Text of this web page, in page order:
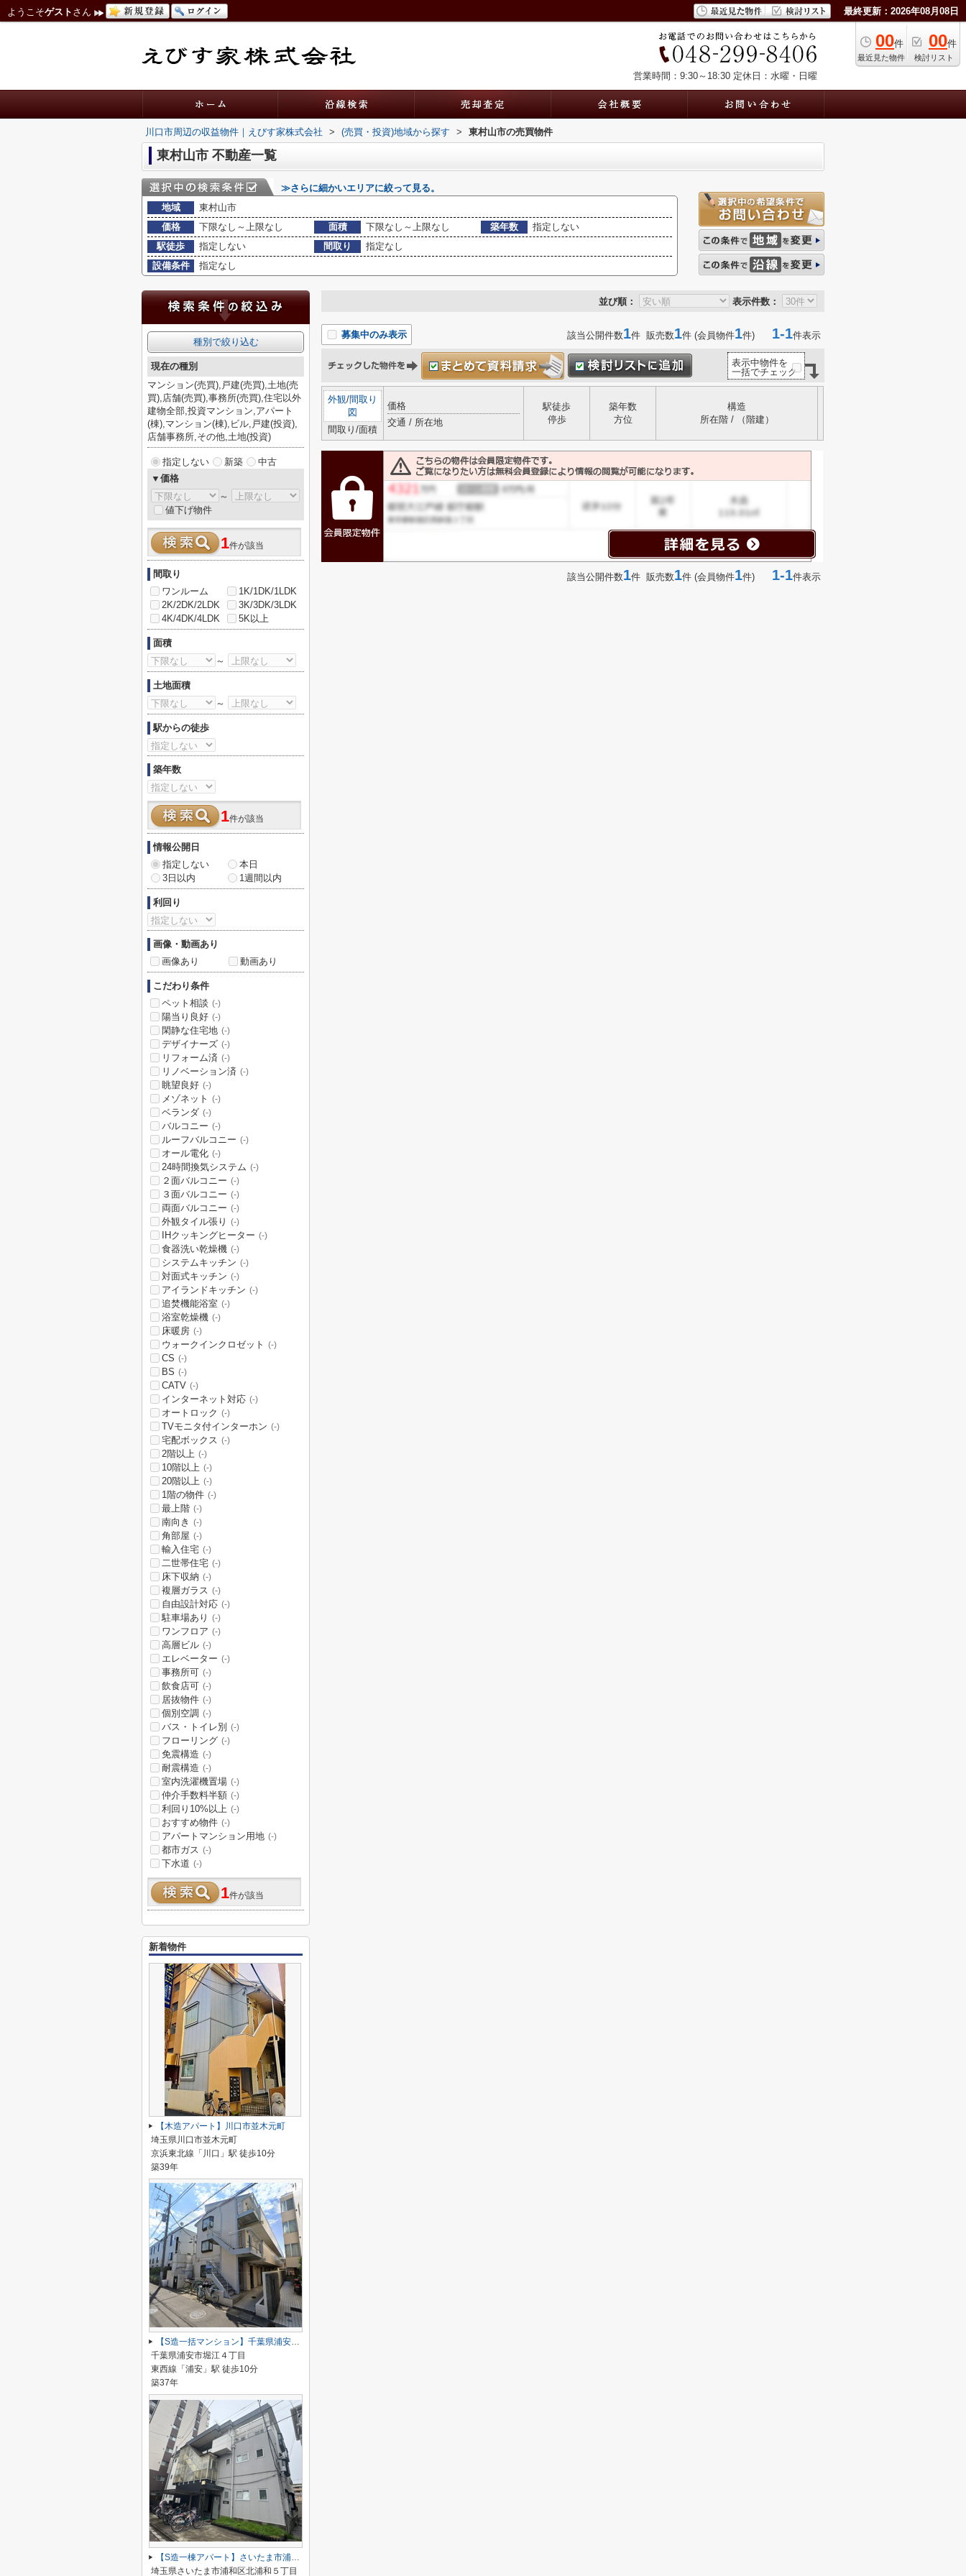
ようこそゲスト さん 最終更新：2026年08月08日
00件
最近見た物件
00件
検討リスト
営業時間：9:30～18:30 定休日：水曜・日曜
川口市周辺の収益物件｜えびす家株式会社 > (売買・投資)地域から探す > 東村山市の売買物件
東村山市 不動産一覧
≫さらに細かいエリアに絞って見る。
地域
東村山市
価格
下限なし～上限なし 面積 下限なし～上限なし 築年数
指定しない
駅徒歩
指定しない 間取り
指定なし
設備条件
指定なし
並び順： 表示件数：
募集中のみ表示 該当公開件数1件 販売数1件 (会員物件1件) 1-1件表示
表示中物件を
一括でチェック
外観/間取り
図
間取り/面積
価格
交通 / 所在地
駅徒歩
停歩
築年数
方位
構造
所在階 / （階建）
該当公開件数1件 販売数1件 (会員物件1件) 1-1件表示
種別で絞り込む
現在の種別
マンション(売買),戸建(売買),土地(売
買),店舗(売買),事務所(売買),住宅以外
建物全部,投資マンション,アパート
(棟),マンション(棟),ビル,戸建(投資),
店舗事務所,その他,土地(投資)
指定しない 新築
中古
▼価格
～
値下げ物件
1件が該当
間取り
ワンルーム
1K/1DK/1LDK
2K/2DK/2LDK
3K/3DK/3LDK
4K/4DK/4LDK
5K以上
面積
～
土地面積
～
駅からの徒歩
築年数
1件が該当
情報公開日
指定しない
本日
3日以内
1週間以内
利回り
画像・動画あり
画像あり
動画あり
こだわり条件
ペット相談 (-)
陽当り良好 (-)
閑静な住宅地 (-)
デザイナーズ (-)
リフォーム済 (-)
リノベーション済 (-)
眺望良好 (-)
メゾネット (-)
ベランダ (-)
バルコニー (-)
ルーフバルコニー (-)
オール電化 (-)
24時間換気システム (-)
２面バルコニー (-)
３面バルコニー (-)
両面バルコニー (-)
外観タイル張り (-)
IHクッキングヒーター (-)
食器洗い乾燥機 (-)
システムキッチン (-)
対面式キッチン (-)
アイランドキッチン (-)
追焚機能浴室 (-)
浴室乾燥機 (-)
床暖房 (-)
ウォークインクロゼット (-)
CS (-)
BS (-)
CATV (-)
インターネット対応 (-)
オートロック (-)
TVモニタ付インターホン (-)
宅配ボックス (-)
2階以上 (-)
10階以上 (-)
20階以上 (-)
1階の物件 (-)
最上階 (-)
南向き (-)
角部屋 (-)
輸入住宅 (-)
二世帯住宅 (-)
床下収納 (-)
複層ガラス (-)
自由設計対応 (-)
駐車場あり (-)
ワンフロア (-)
高層ビル (-)
エレベーター (-)
事務所可 (-)
飲食店可 (-)
居抜物件 (-)
個別空調 (-)
バス・トイレ別 (-)
フローリング (-)
免震構造 (-)
耐震構造 (-)
室内洗濯機置場 (-)
仲介手数料半額 (-)
利回り10%以上 (-)
おすすめ物件 (-)
アパートマンション用地 (-)
都市ガス (-)
下水道 (-)
1件が該当
新着物件
【木造アパート】川口市並木元町
埼玉県川口市並木元町
京浜東北線「川口」駅 徒歩10分
築39年
【S造一括マンション】千葉県浦安市堀江4丁目
千葉県浦安市堀江４丁目
東西線「浦安」駅 徒歩10分
築37年
【S造一棟アパート】さいたま市浦和区北浦和５丁目
埼玉県さいたま市浦和区北浦和５丁目